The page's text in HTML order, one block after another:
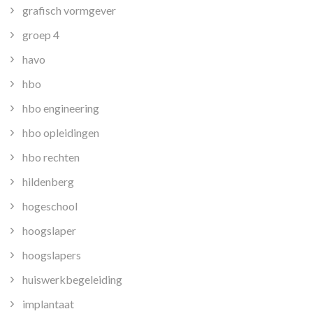
grafisch vormgever
groep 4
havo
hbo
hbo engineering
hbo opleidingen
hbo rechten
hildenberg
hogeschool
hoogslaper
hoogslapers
huiswerkbegeleiding
implantaat